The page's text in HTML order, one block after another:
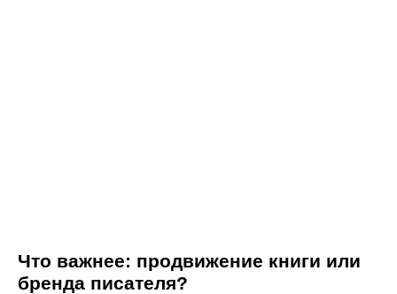
Что важнее: продвижение книги или
бренда писателя?